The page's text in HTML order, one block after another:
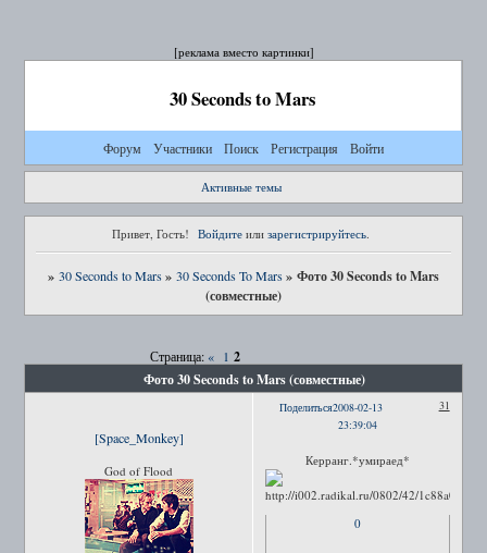
[реклама вместо картинки]
30 Seconds to Mars
Форум Участники Поиск Регистрация Войти
Активные темы
Привет, Гость! Войдите или зарегистрируйтесь.
» 30 Seconds to Mars» 30 Seconds To Mars» Фото 30 Seconds to Mars
(совместные)
Фото 30 Seconds to Mars (совместные)
Страница: « 1 2
Поделиться 31
2008-02-13
23:39:04
[Space_Monkey]
God of Flood
Керранг.*умираед*
0